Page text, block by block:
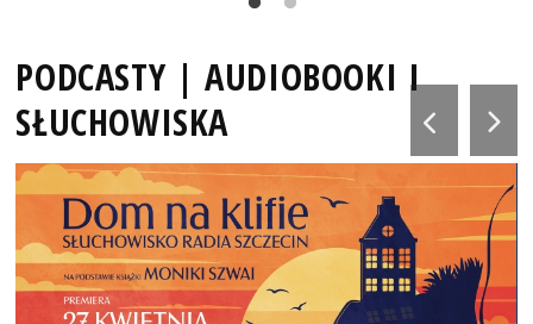
PODCASTY | AUDIOBOOKI I
SŁUCHOWISKA